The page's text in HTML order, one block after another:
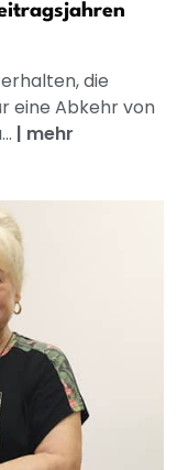
die
eine Abkehr von
| mehr